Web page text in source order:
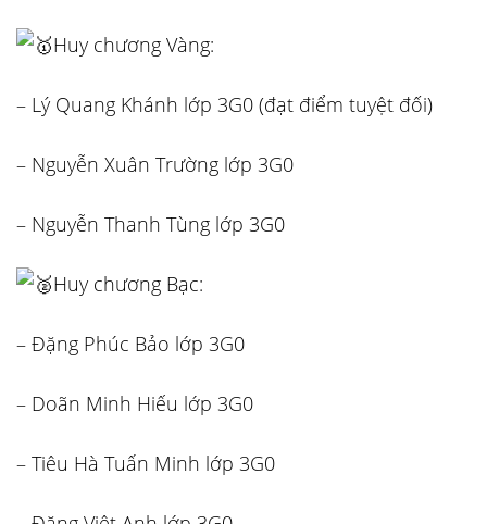
Huy chương Vàng:
– Lý Quang Khánh lớp 3G0 (đạt điểm tuyệt đối)
– Nguyễn Xuân Trường lớp 3G0
– Nguyễn Thanh Tùng lớp 3G0
Huy chương Bạc:
– Đặng Phúc Bảo lớp 3G0
– Doãn Minh Hiếu lớp 3G0
– Tiêu Hà Tuấn Minh lớp 3G0